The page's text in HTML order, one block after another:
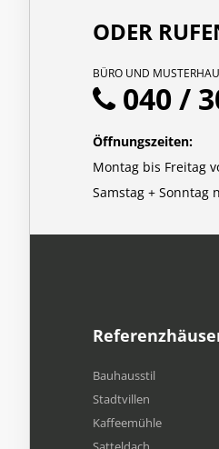
ODER
BÜRO UND
040 /
Öffnungszeiten:
Montag bis Freitag
Samstag + Sonntag
Bauhausstil
Stadtvillen
Kaffeemühle